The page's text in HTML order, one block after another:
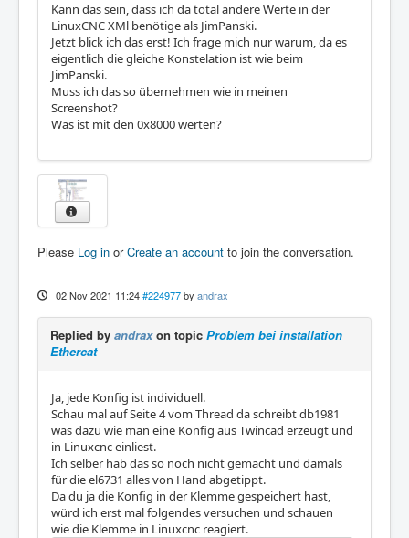
Kann das sein, dass ich da total andere Werte in der
LinuxCNC XMl benötige als JimPanski.
Jetzt blick ich das erst! Ich frage mich nur warum, da es
eigentlich die gleiche Konstelation ist wie beim
JimPanski.
Muss ich das so übernehmen wie in meinen
Screenshot?
Was ist mit den 0x8000 werten?
Please Log in orCreate an account to join the conversation.
02 Nov 2021 11:24 #224977 by andrax
Replied by andraxon topic Problem bei installation
Ethercat
Ja, jede Konfig ist individuell.
Schau mal auf Seite 4 vom Thread da schreibt db1981
was dazu wie man eine Konfig aus Twincad erzeugt und
in Linuxcnc einliest.
Ich selber hab das so noch nicht gemacht und damals
für die el6731 alles von Hand abgetippt.
Da du ja die Konfig in der Klemme gespeichert hast,
würd ich erst mal folgendes versuchen und schauen
wie die Klemme in Linuxcnc reagiert.